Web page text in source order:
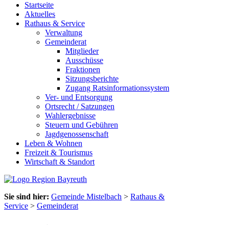
Startseite
Aktuelles
Rathaus & Service
Verwaltung
Gemeinderat
Mitglieder
Ausschüsse
Fraktionen
Sitzungsberichte
Zugang Ratsinformationssystem
Ver- und Entsorgung
Ortsrecht / Satzungen
Wahlergebnisse
Steuern und Gebühren
Jagdgenossenschaft
Leben & Wohnen
Freizeit & Tourismus
Wirtschaft & Standort
Sie sind hier: Gemeinde Mistelbach > Rathaus &
Service > Gemeinderat